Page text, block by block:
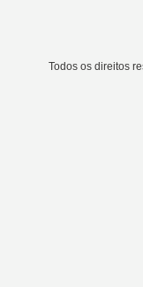
Todos os direitos